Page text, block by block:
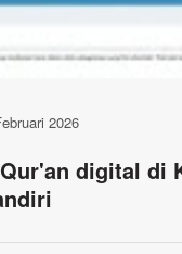
2026
digital di